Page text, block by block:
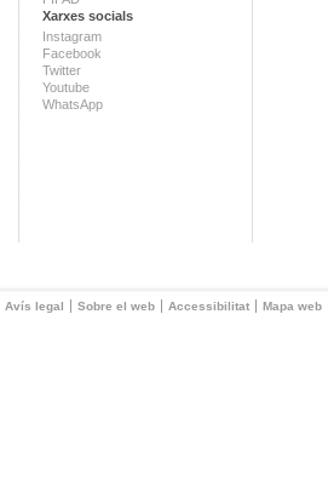
Xarxes socials
Instagram
Facebook
Twitter
Youtube
WhatsApp
Avís legal Sobre el web Accessibilitat Mapa web